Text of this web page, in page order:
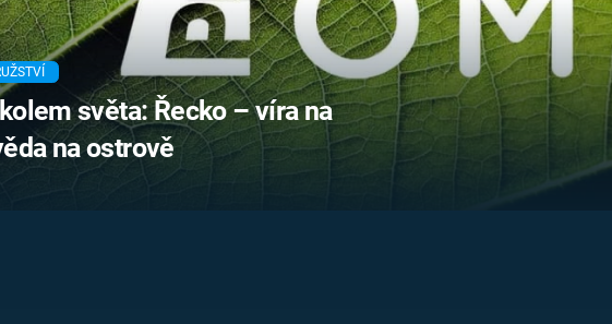
ALTERNATIVNÍ
HISTORIE
světa: Řecko – víra na
na ostrově